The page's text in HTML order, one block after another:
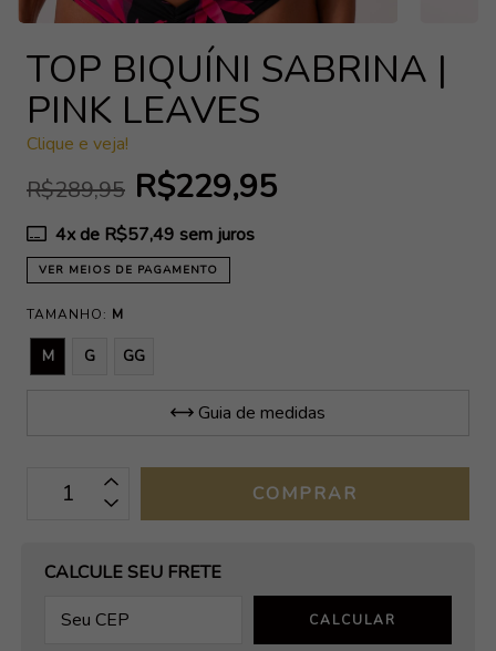
TOP BIQUÍNI SABRINA |
PINK LEAVES
Clique e veja!
R$289,95 R$229,95
4x de R$57,49 sem juros
VER MEIOS DE PAGAMENTO
TAMANHO: M
M G GG
Guia de medidas
OPÇÕES DE FRETE
CALCULE SEU FRETE
CALCULAR